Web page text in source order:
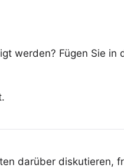
werden? Fügen Sie in
.
darüber diskutieren,